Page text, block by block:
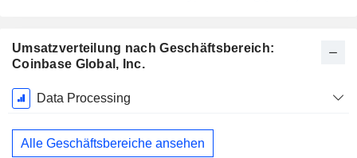
Umsatzverteilung nach Geschäftsbereich:
Coinbase Global, Inc.
Ende d.
Geschäftsjahres:
Dezember
Data Processing
Alle Geschäftsbereiche ansehen